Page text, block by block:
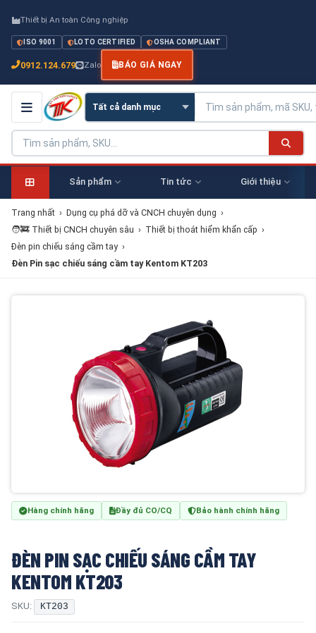
Thiết bị An toàn Công nghiệp
ISO 9001 LOTO CERTIFIED OSHA COMPLIANT
0912.124.679 Zalo BÁO GIÁ NGAY
Sản phẩm Tin tức Giới thiệu
Trang nhất › Dụng cụ phá dỡ và CNCH chuyên dụng ›
🧑‍🚒 Thiết bị CNCH chuyên sâu › Thiết bị thoát hiểm khẩn cấp ›
Đèn pin chiếu sáng cầm tay ›
Đèn Pin sạc chiếu sáng cầm tay Kentom KT203
Hàng chính hãng Đầy đủ CO/CQ Bảo hành chính hãng
ĐÈN PIN SẠC CHIẾU SÁNG CẦM TAY
KENTOM KT203
SKU: KT203